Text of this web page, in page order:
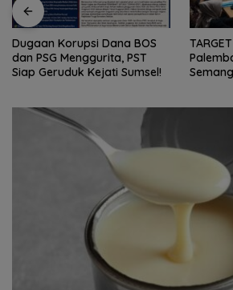
Dugaan Korupsi Dana BOS
dan PSG Menggurita, PST
Siap Geruduk Kejati Sumsel!